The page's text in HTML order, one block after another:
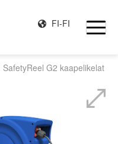
FI-FI
SafetyReel G2 kaapelikelat